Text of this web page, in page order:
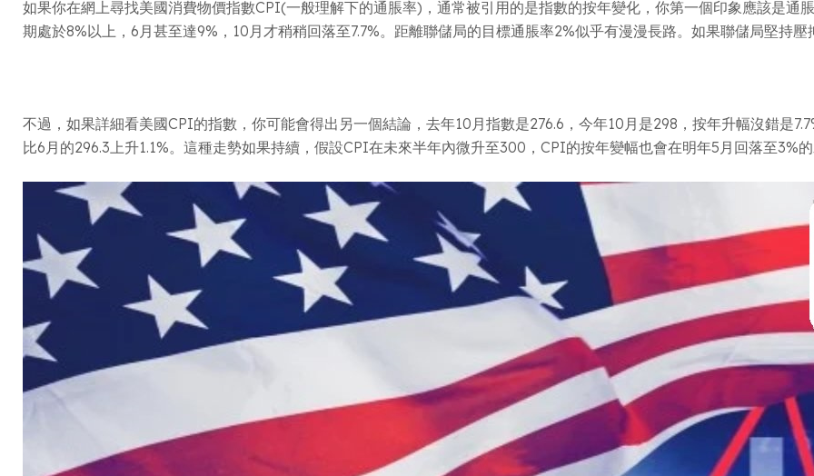
如果你在網上尋找美國消費物價指數CPI(一般理解下的通脹率)，通常被引用的是指數的按年變化，你第一個印象應該是通
期處於8%以上，6月甚至達9%，10月才稍稍回落至7.7%。距離聯儲局的目標通脹率2%似乎有漫漫長路。如果聯儲局堅持
不過，如果詳細看美國CPI的指數，你可能會得出另一個結論，去年10月指數是276.6，今年10月是298，按年升幅沒錯是
比6月的296.3上升1.1%。這種走勢如果持續，假設CPI在未來半年內微升至300，CPI的按年變幅也會在明年5月回落至3%